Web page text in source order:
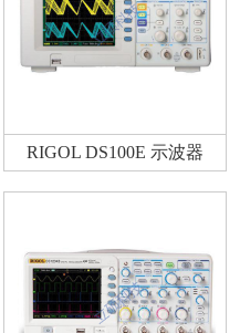
RIGOL DS100E 示波器